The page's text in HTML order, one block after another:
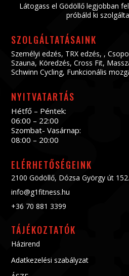
Látogass el Gödöllő legjobban
próbáld ki
SZOLGÁLTATÁSAINK
Személyi edzés, TRX edzés, ,
Szauna, Köredzés,Cross Fit,
Schwinn Cycling, Funkcionális
NYITVATARTÁS
Hétfő – Péntek:
06:00 – 22:00
Szombat- Vasárnap:
08:00 – 20:00
ELÉRHETŐSÉGEINK
2100 Gödöllő, Dózsa György út 152.
info@g1fitness.hu
+36 70 881 3399
TÁJÉKOZTATÓK
Házirend
Adatkezelési szabályzat